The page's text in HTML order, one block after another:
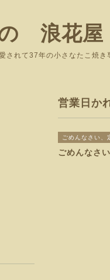
浪花屋
長居で愛さ
営業日か
ごめんなさい、
ごめんなさ